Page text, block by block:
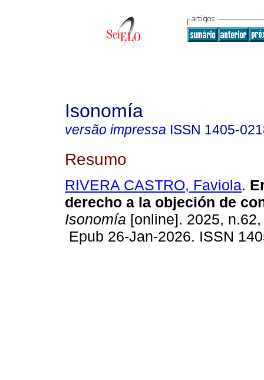
Isonomía
versão impressa ISSN 1405-
Resumo
RIVERA CASTRO, Faviola.
derecho a la objeción de
Isonomía [online]. 2025,
Epub 26-Jan-2026. ISSN